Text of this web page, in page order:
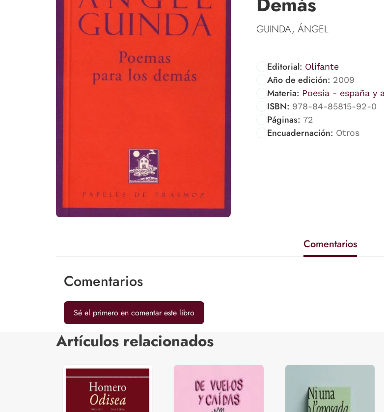
GUINDA, ÁNGEL
Editorial: Olifante
Año de edición: 2009
Materia: Poesía - españa y
ISBN: 978-84-85815-92-0
Páginas: 72
Encuadernación: Otros
Comentarios
Comentarios
Sé el primero en comentar este libro
Artículos relacionados